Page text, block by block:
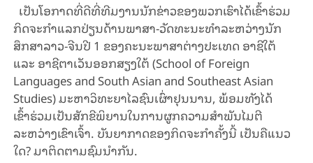
ເປັນໂອກາດທີ່ດີທີ່ທີມງານນັກຂ່າວຂອງພວກເຮົາໄດ້ເຂົ້າຮ່ວມ
ກິດຈະກໍາແລກປ່ຽນດ້ານພາສາ-ວັດທະນະທໍາລະຫວ່າງນັກ
ສຶກສາລາວ-ຈີນປີ 1 ຂອງຄະນະພາສາຕ່າງປະເທດ ອາຊີໃຕ້
ແລະ ອາຊີຕາເວັນອອກສຽງໃຕ້ (School of Foreign
Languages and South Asian and Southeast Asian
Studies) ມະຫາວິທະຍາໄລຊົນເຜົ່າຢຸນນານ, ພ້ອມທັງໄດ້
ເຂົ້າຮ່ວມເປັນສັກຂີພິຍານໃນການຜູກຄວາມສໍາພັນໄມຕີ
ລະຫວ່າງເຂົາເຈົ້າ. ບັນຍາກາດຂອງກິດຈະກໍາຄັ້ງນີ້ ເປັນຄືແນວ
ໃດ? ມາຕິດຕາມຊົມນໍາກັນ.​